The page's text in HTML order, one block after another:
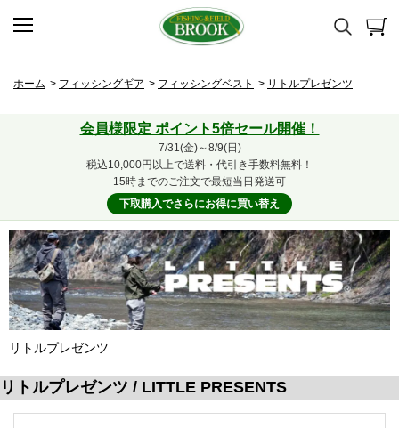
ホーム > フィッシングギア > フィッシングベスト > リトルプレゼンツ
会員様限定 ポイント5倍セール開催！
7/31(金)～8/9(日)
税込10,000円以上で送料・代引き手数料無料！
15時までのご注文で最短当日発送可
下取購入でさらにお得に買い替え
リトルプレゼンツ
リトルプレゼンツ / LITTLE PRESENTS